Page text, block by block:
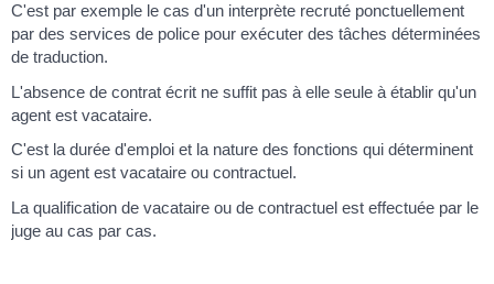
C'est par exemple le cas d'un interprète recruté ponctuellement
par des services de police pour exécuter des tâches déterminées
de traduction.
L'absence de contrat écrit ne suffit pas à elle seule à établir qu'un
agent est vacataire.
C'est la durée d'emploi et la nature des fonctions qui déterminent
si un agent est vacataire ou contractuel.
La qualification de vacataire ou de contractuel est effectuée par le
juge au cas par cas.